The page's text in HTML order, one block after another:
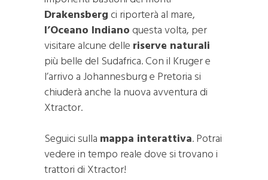
Drakensbergci riporterà al mare,
l’Oceano Indianoquesta volta, per
visitare alcune delle riserve naturali
più belle del Sudafrica. Con il Kruger e
l’arrivo a Johannesburg e Pretoria si
chiuderà anche la nuova avventura di
Xtractor.
Seguici sulla mappa interattiva. Potrai
vedere in tempo reale dove si trovano i
trattori di Xtractor!